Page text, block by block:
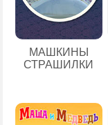
МАШКИНЫ
СТРАШИЛКИ